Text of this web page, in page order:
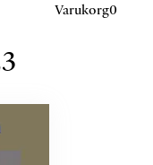
Varukorg0